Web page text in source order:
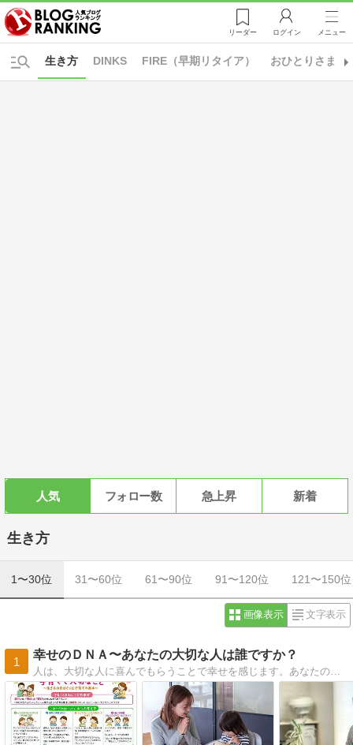
リーダー ログイン メニュー
DINKS FIRE（早期リタイア） おひとりさま
生き方
人気 フォロー数 急上昇 新着
生き方
1〜30位 31〜60位 61〜90位 91〜120位 121〜150位
画像表示 文字表示
1
幸せのＤＮＡ〜あなたの大切な人は誰ですか？
人は、大切な人に喜んでもらうことで幸せを感じます。あなたの大切な人は誰ですか？ あなたは誰の愛を受け取っていますか？